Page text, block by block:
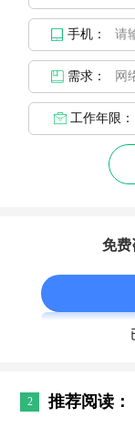
手机：
需求：
工作年限：
免费
2 推荐阅读：